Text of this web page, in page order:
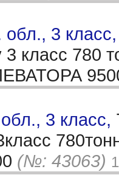
обл., 3
780
3 класс,
(№: 43063)